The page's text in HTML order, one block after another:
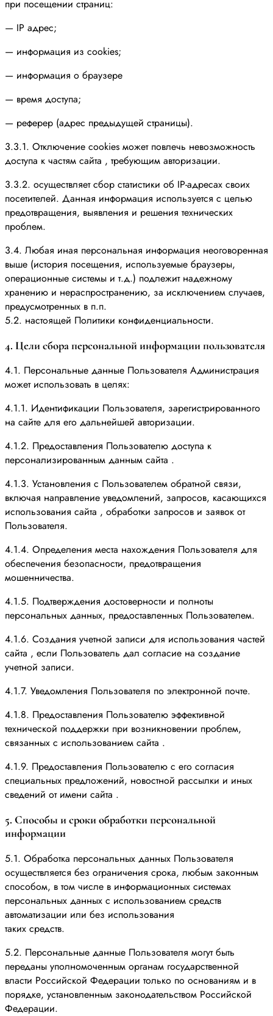
при посещении страниц:
— IP адрес;
— информация из cookies;
— информация о браузере
— время доступа;
— реферер (адрес предыдущей страницы).
3.3.1. Отключение cookies может повлечь невозможность
доступа к частям сайта , требующим авторизации.
3.3.2. осуществляет сбор статистики об IP-адресах своих
посетителей. Данная информация используется с целью
предотвращения, выявления и решения технических
проблем.
3.4. Любая иная персональная информация неоговоренная
выше (история посещения, используемые браузеры,
операционные системы и т.д.) подлежит надежному
хранению и нераспространению, за исключением случаев,
предусмотренных в п.п.
5.2. настоящей Политики конфиденциальности.
4. Цели сбора персональной информации пользователя
4.1. Персональные данные Пользователя Администрация
может использовать в целях:
4.1.1. Идентификации Пользователя, зарегистрированного
на сайте для его дальнейшей авторизации.
4.1.2. Предоставления Пользователю доступа к
персонализированным данным сайта .
4.1.3. Установления с Пользователем обратной связи,
включая направление уведомлений, запросов, касающихся
использования сайта , обработки запросов и заявок от
Пользователя.
4.1.4. Определения места нахождения Пользователя для
обеспечения безопасности, предотвращения
мошенничества.
4.1.5. Подтверждения достоверности и полноты
персональных данных, предоставленных Пользователем.
4.1.6. Создания учетной записи для использования частей
сайта , если Пользователь дал согласие на создание
учетной записи.
4.1.7. Уведомления Пользователя по электронной почте.
4.1.8. Предоставления Пользователю эффективной
технической поддержки при возникновении проблем,
связанных с использованием сайта .
4.1.9. Предоставления Пользователю с его согласия
специальных предложений, новостной рассылки и иных
сведений от имени сайта .
5. Способы и сроки обработки персональной
информации
5.1. Обработка персональных данных Пользователя
осуществляется без ограничения срока, любым законным
способом, в том числе в информационных системах
персональных данных с использованием средств
автоматизации или без использования
таких средств.
5.2. Персональные данные Пользователя могут быть
переданы уполномоченным органам государственной
власти Российской Федерации только по основаниям и в
порядке, установленным законодательством Российской
Федерации.